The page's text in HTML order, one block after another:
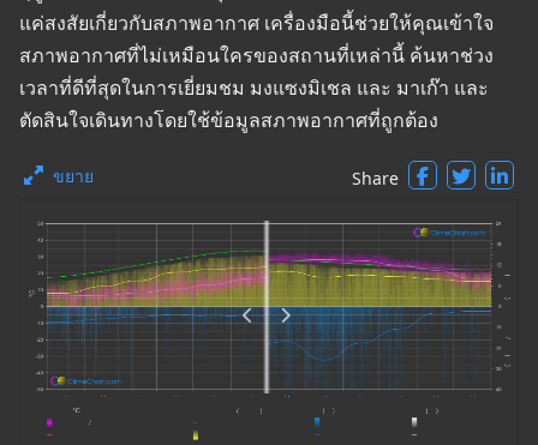
แค่สงสัยเกี่ยวกับสภาพอากาศ เครื่องมือนี้ช่วยให้คุณเข้าใจ
สภาพอากาศที่ไม่เหมือนใครของสถานที่เหล่านี้ ค้นหาช่วง
เวลาที่ดีที่สุดในการเยี่ยมชม มงแซงมิเชล และ มาเก๊า และ
ตัดสินใจเดินทางโดยใช้ข้อมูลสภาพอากาศที่ถูกต้อง
ขยาย Share